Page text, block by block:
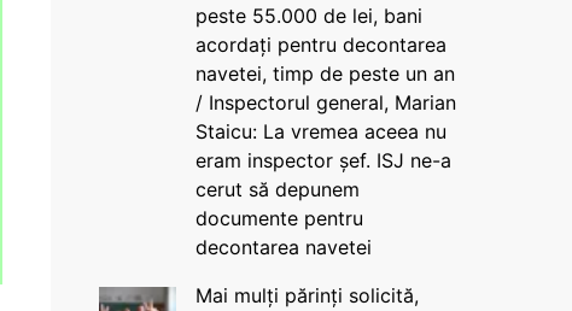
peste 55.000 de lei, bani
acordați pentru decontarea
navetei, timp de peste un an
/ Inspectorul general, Marian
Staicu: La vremea aceea nu
eram inspector șef. ISJ ne-a
cerut să depunem
documente pentru
decontarea navetei
Mai mulți părinți solicită,